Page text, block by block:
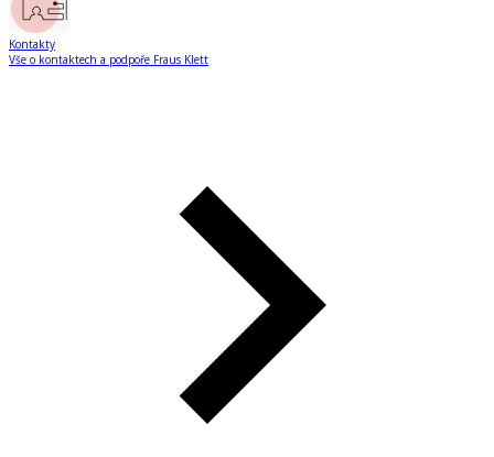
Kontakty
Vše o kontaktech a podpoře Fraus Klett